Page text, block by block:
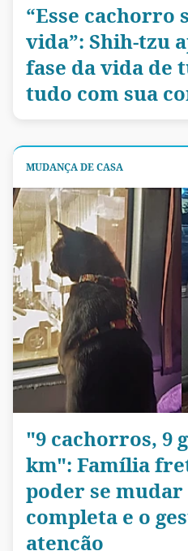
“Esse cachorro
vida”: Shih-tzu
fase da vida de
tudo com sua
MUDANÇA DE CASA
"9 cachorros, 9
km": Família
poder se
completa e o
atenção